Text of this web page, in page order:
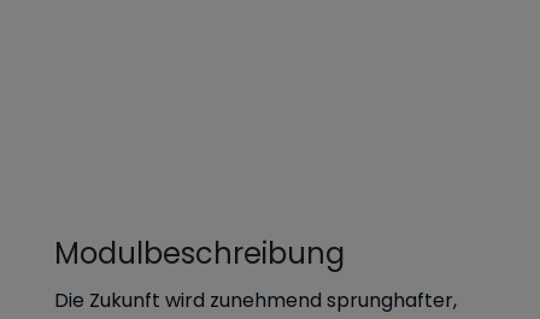
Modulbeschreibung
Die Zukunft wird zunehmend sprunghafter,